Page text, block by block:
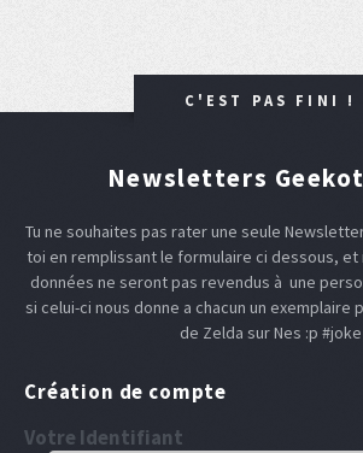
C'EST PAS FINI !
Newsletters
Tu ne souhaites pas rater une seule
toi en remplissant le formulaire ci dessous,
données ne seront pas revendus à une
si celui-ci nous donne a chacun un exemplaire
de Zelda sur Nes :p #joke
Création de compte
Votre Identifiant